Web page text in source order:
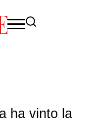
ha vinto la